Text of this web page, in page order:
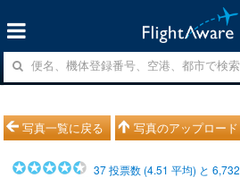
写真一覧に戻る 写真のアップロード
37投票数 (4.51 平均) と6,732